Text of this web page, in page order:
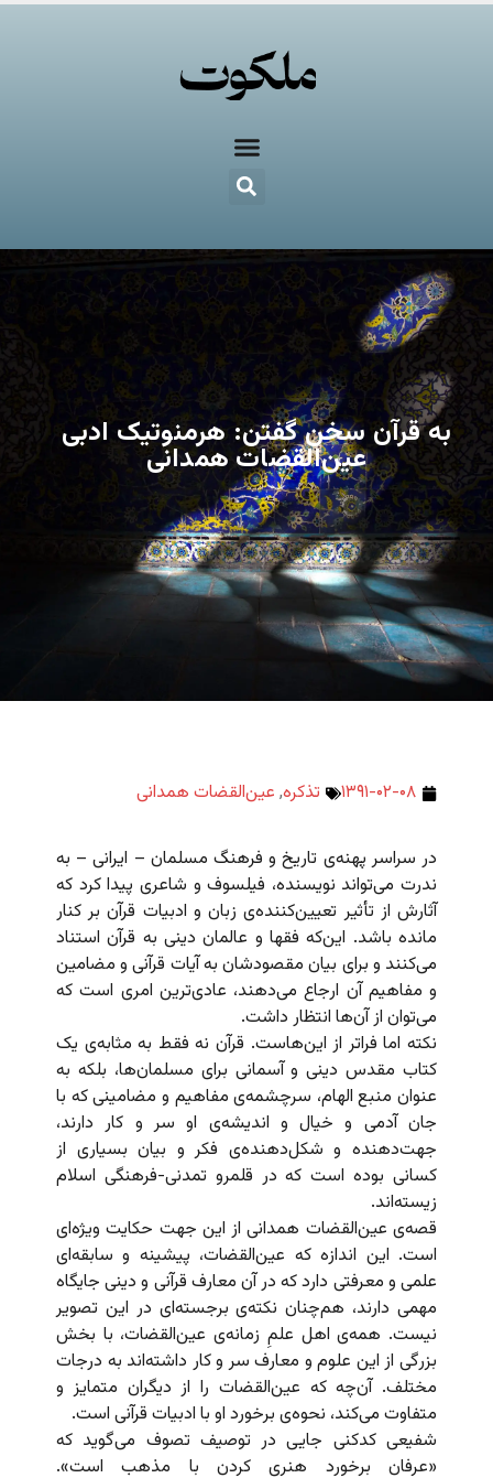
به قرآن سخن گفتن: هرمنوتیک ادبی
عین‌القضات همدانی
۱۳۹۱-۰۲-۰۸ تذکره, عین‌القضات همدانی
در سراسر پهنه‌ی تاریخ و فرهنگ مسلمان – ایرانی – به
ندرت می‌تواند نویسنده‌، فیلسوف و شاعری پیدا کرد که
آثارش از تأثیر تعیین‌کننده‌ی زبان و ادبیات قرآن بر کنار
مانده باشد. این‌که فقها و عالمان دینی به قرآن استناد
می‌کنند و برای بیان مقصودشان به آیات قرآنی و مضامین
و مفاهیم آن ارجاع می‌دهند، عادی‌ترین امری است که
می‌توان از آن‌ها انتظار داشت.
نکته اما فراتر از این‌هاست. قرآن نه فقط به مثابه‌ی یک
کتاب مقدس دینی و آسمانی برای مسلمان‌ها، بلکه به
عنوان منبع الهام، سرچشمه‌ی مفاهیم و مضامینی که با
جان آدمی و خیال و اندیشه‌ی او سر و کار دارند،
جهت‌دهنده و شکل‌دهنده‌ی فکر و بیان بسیاری از
کسانی بوده است که در قلمرو تمدنی-فرهنگی اسلام
زیسته‌اند.
قصه‌ی عین‌القضات همدانی از این جهت حکایت ویژه‌ای
است. این اندازه که عین‌القضات، پیشینه و سابقه‌ای
علمی و معرفتی دارد که در آن معارف قرآنی و دینی جایگاه
مهمی دارند، هم‌چنان نکته‌ی برجسته‌ای در این تصویر
نیست. همه‌ی اهل علمِ زمانه‌ی عین‌القضات، با بخش
بزرگی از این علوم و معارف سر و کار داشته‌اند به درجات
مختلف. آن‌چه که عین‌القضات را از دیگران متمایز و
متفاوت می‌کند، نحوه‌ی برخورد او با ادبیات قرآنی است.
شفیعی کدکنی جایی در توصیف تصوف می‌گوید که
«عرفان برخورد هنری کردن با مذهب است».